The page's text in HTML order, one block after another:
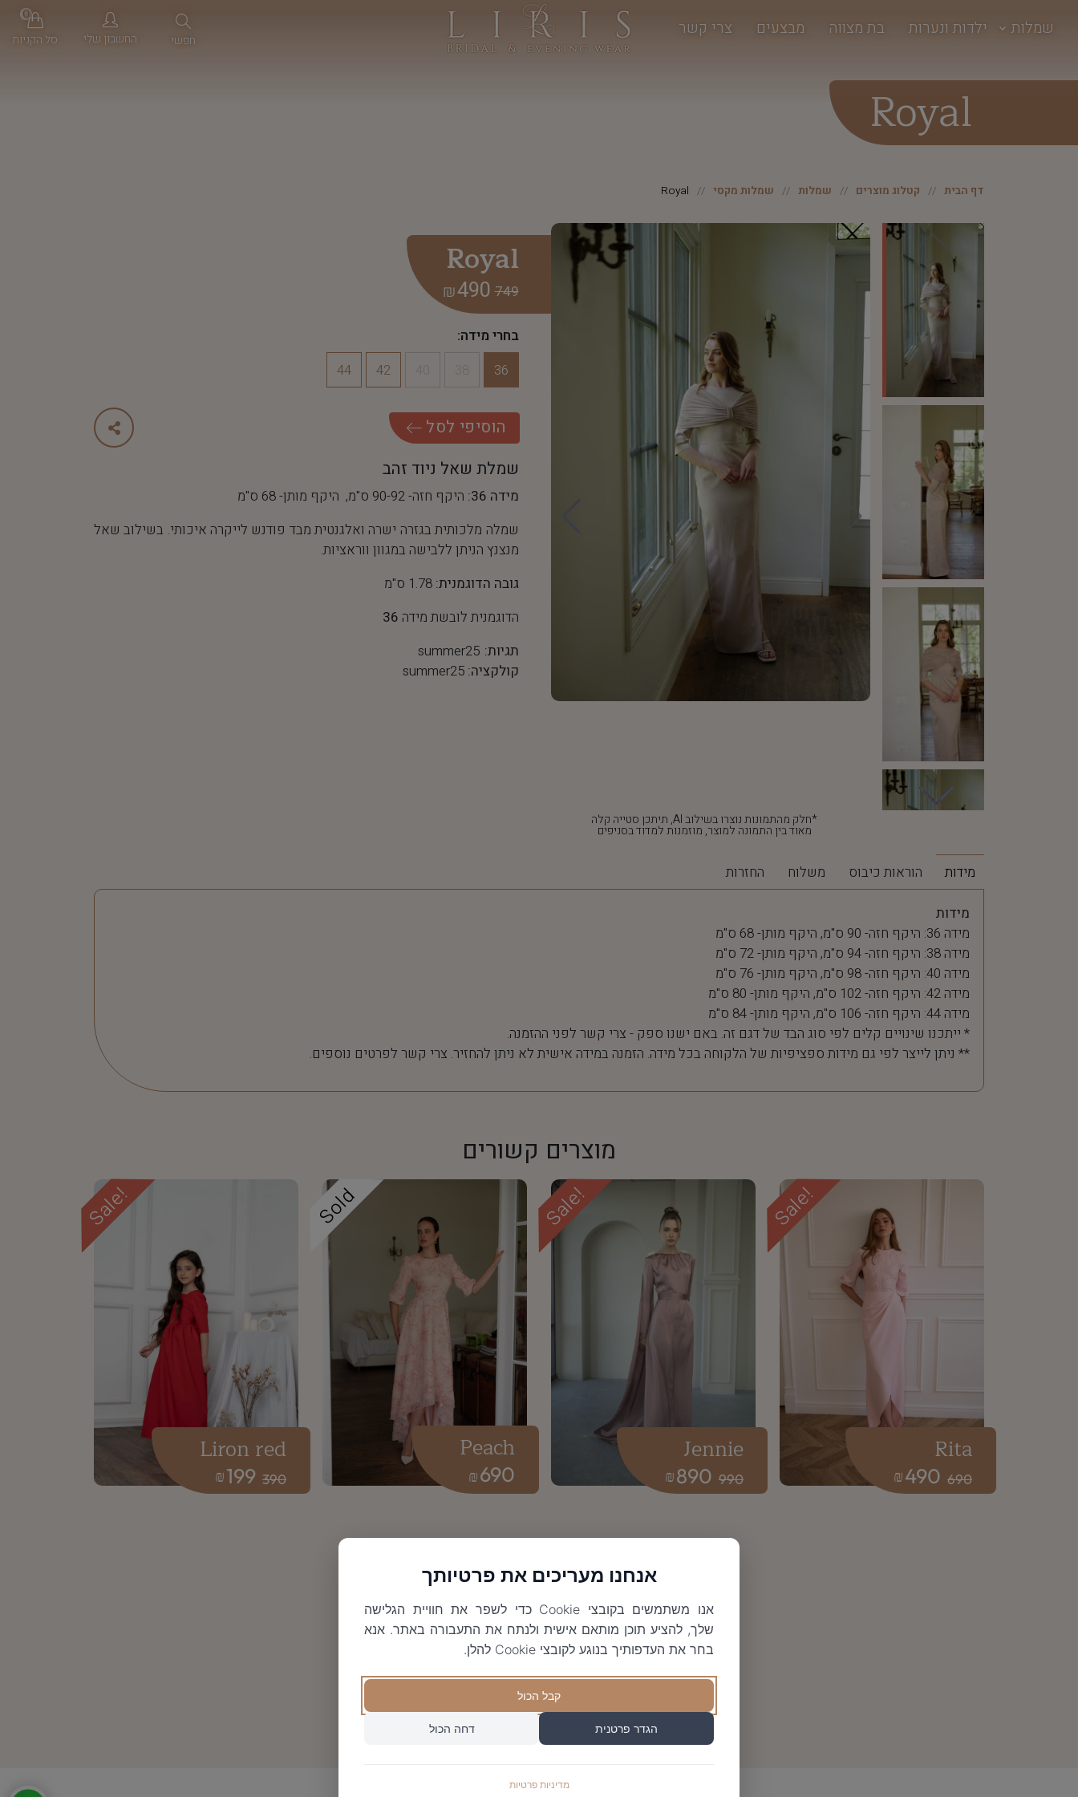
שמלות ילדות ונערות בת מצווה מבצעים צרי קשר
חפשי החשבון שלי סל הקניות
0
Royal
דף הבית קטלוג מוצרים שמלות שמלות מקסי Royal
*חלק מהתמונות נוצרו בשילוב AI, תיתכן סטייה קלה
מאוד בין התמונה למוצר, מוזמנות למדוד בסניפים
Royal
749
490
₪
בחרי מידה:
36
42
44
הוסיפי לסל
שמלת שאל ניוד זהב
מידה 36:
היקף חזה- 90-92 ס"מ, היקף מותן- 68 ס"מ
שמלה מלכותית בגזרה ישרה ואלגנטית מבד פודנש לייקרה איכותי. בשילוב שאל
מנצנץ הניתן ללבישה במגוון ווראציות.
גובה הדוגמנית:1.78 ס"מ
הדוגמנית לובשת מידה 36
תגיות: summer25
קולקציה:summer25
מידות הוראות כיבוס משלוח החזרות
מידות
מידה 36: היקף חזה- 90 ס"מ, היקף מותן- 68 ס"מ
מידה 38: היקף חזה- 94 ס"מ, היקף מותן- 72 ס"מ
מידה 40: היקף חזה- 98 ס"מ, היקף מותן- 76 ס"מ
מידה 42: היקף חזה- 102 ס"מ, היקף מותן- 80 ס"מ
מידה 44: היקף חזה- 106 ס"מ, היקף מותן- 84 ס"מ
* ייתכנו שינויים קלים לפי סוג הבד של דגם זה. באם ישנו ספק - צרי קשר לפני ההזמנה.
** ניתן לייצר לפי גם מידות ספציפיות של הלקוחה בכל מידה. הזמנה במידה אישית לא ניתן להחזיר. צרי קשר לפרטים נוספים.
מוצרים קשורים
Sale!
690
490
₪
Rita
Sale!
990
890
₪
Jennie
Sold
690
₪
Peach
Sale!
390
199
₪
Liron red
אנחנו מעריכים את פרטיותך
אנו משתמשים בקובצי Cookie כדי לשפר את חוויית הגלישה
שלך, להציע תוכן מותאם אישית ולנתח את התעבורה באתר. אנא
בחר את העדפותיך בנוגע לקובצי Cookie להלן.
קבל הכול
הגדר פרטנית דחה הכול
מדיניות פרטיות